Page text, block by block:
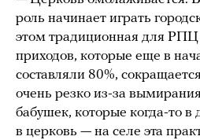
роль начинает играть
этом традиционная для РПЦ
приходов, которые еще в
составляли 80%,
очень резко из-за
бабушек, которые когда-то в
в церковь — на селе эта